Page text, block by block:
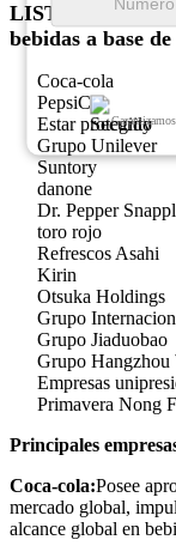
LISTA DE
bebidas a base
Coca-cola
PepsiCo
Estar protegido
Grupo Unilever
Suntory
danone
Dr. Pepper
toro rojo
Refrescos Asahi
Kirin
Otsuka Holdings
Grupo
Grupo Jiaduobao
Grupo Hangzhou
Empresas
Primavera Nong
Principales
Coca-cola:Posee
mercado global,
alcance global en